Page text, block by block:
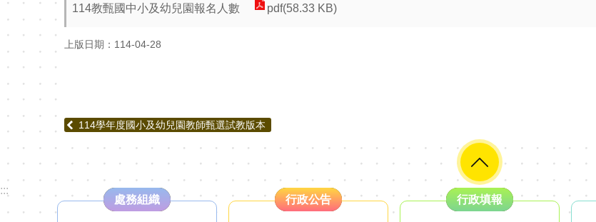
114教甄國中小及幼兒園報名人數 pdf(58.33 KB)
上版日期：114-04-28
114學年度國小及幼兒園教師甄選試教版本
:::
處務組織 行政公告 行政填報